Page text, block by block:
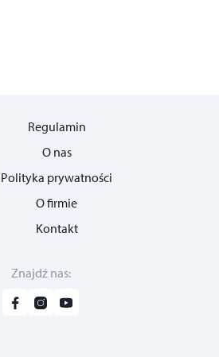
Regulamin
O nas
Polityka prywatności
O firmie
Kontakt
Znajdź nas: